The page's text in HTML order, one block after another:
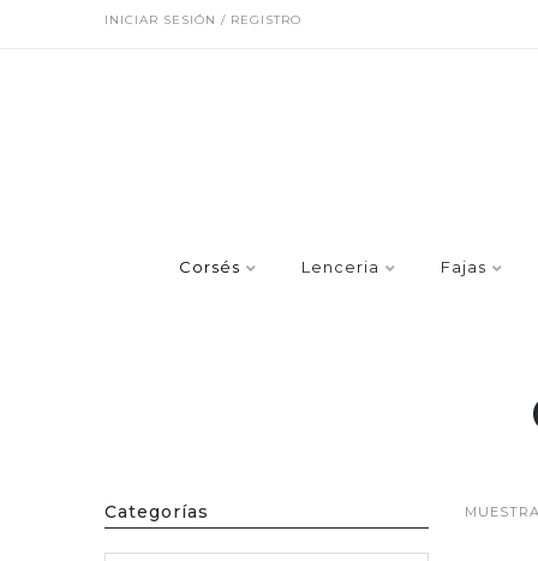
INICIAR SESIÓN / REGISTRO
Corsés Lenceria Fajas
Categorías